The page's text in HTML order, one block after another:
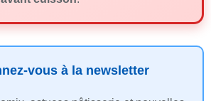
vous à la newsletter